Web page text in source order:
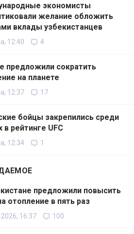
экономисты
желание обложить
вклады узбекистанцев
12:40 4
предложили сократить
на планете
12:37 17
бойцы закрепились среди
в рейтинге UFC
12:34 1
предложили повысить
отопление в пять раз
16:37 100